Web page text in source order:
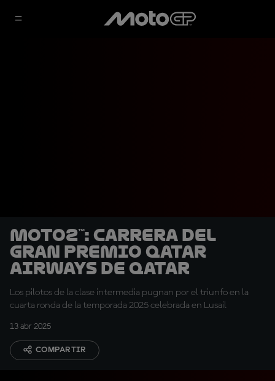
Moto2™: Carrera del
Gran Premio Qatar
Airways de Qatar
Los pilotos de la clase intermedia pugnan por el triunfo en la
cuarta ronda de la temporada 2025 celebrada en Lusail
13 abr 2025
COMPARTIR